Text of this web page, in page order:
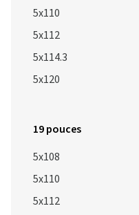
5x110
5x112
5x114.3
5x120
19 pouces
5x108
5x110
5x112